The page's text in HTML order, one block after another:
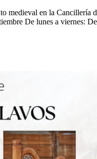
medieval en la Cancillería
De lunes a viernes: De